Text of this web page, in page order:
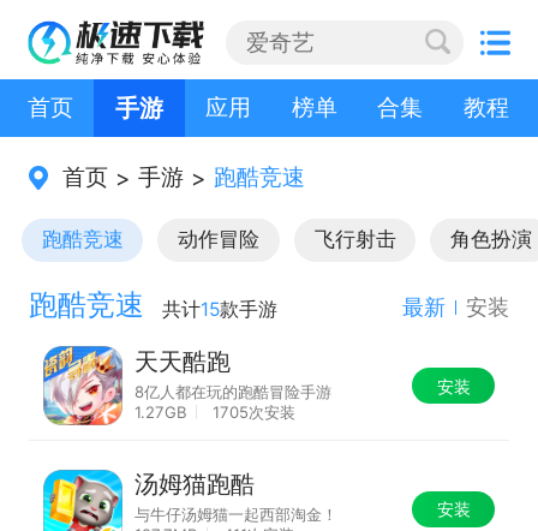
首页 手游 应用 榜单 合集 教程
首页 > 手游 > 跑酷竞速
跑酷竞速 动作冒险 飞行射击 角色扮演
跑酷竞速 共计15款手游 最新 安装
天天酷跑
8亿人都在玩的跑酷冒险手游
1.27GB
1705次安装
安装
汤姆猫跑酷
与牛仔汤姆猫一起西部淘金！
安装